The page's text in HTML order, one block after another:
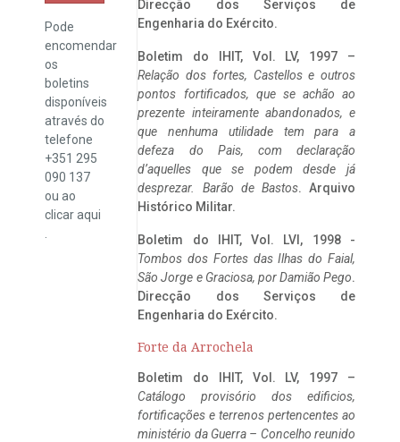
Pode
encomendar
os
boletins
disponíveis
através do
telefone
+351 295
090 137
ou ao
clicaraqui
Direcção dos Serviços de
Engenharia do Exército.
Boletim do IHIT, Vol. LV, 1997 –
Relação dos fortes, Castellos e outros
pontos fortificados, que se achão ao
prezente inteiramente abandonados, e
que nenhuma utilidade tem para a
defeza do Pais, com declaração
d’aquelles que se podem desde já
desprezar. Barão de Bastos. Arquivo
Histórico Militar.
Boletim do IHIT, Vol. LVI, 1998 -
Tombos dos Fortes das Ilhas do Faial,
São Jorge e Graciosa, por Damião Pego.
Direcção dos Serviços de
Engenharia do Exército.
Forte da Arrochela
Boletim do IHIT, Vol. LV, 1997 –
Catálogo provisório dos edificios,
fortificações e terrenos pertencentes ao
ministério da Guerra – Concelho reunido